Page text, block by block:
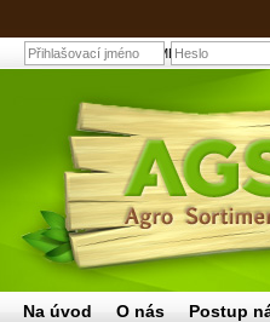
CORMEN KRYSTAL
Na úvod O nás Postup